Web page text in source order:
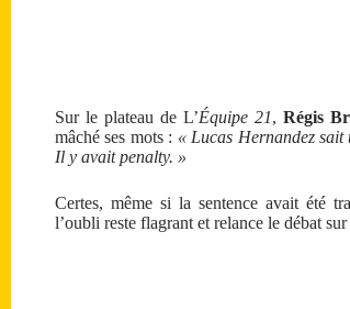
Sur le plateau de L’Équipe 21, Régis
mâché ses mots : « Lucas Hernandez
Il y avait penalty. »
Certes, même si la sentence avait été
l’oubli reste flagrant et relance le débat